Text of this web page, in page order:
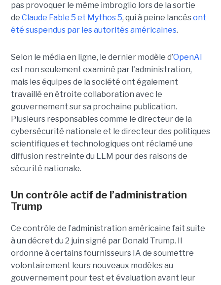
pas provoquer le même imbroglio lors de la sortie
de Claude Fable 5 et Mythos 5, qui à peine lancésont
été suspendus par les autorités américaines.
Selon le média en ligne, le dernier modèle d’OpenAI
est non seulement examiné par l'administration,
mais les équipes de la société ont également
travaillé en étroite collaboration avec le
gouvernement sur sa prochaine publication.
Plusieurs responsables comme le directeur de la
cybersécurité nationale et le directeur des politiques
scientifiques et technologiques ont réclamé une
diffusion restreinte du LLM pour des raisons de
sécurité nationale.
Un contrôle actif de l’administration
Trump
Ce contrôle de l’administration américaine fait suite
à un décret du 2 juin signé par Donald Trump. Il
ordonne à certains fournisseurs IA de soumettre
volontairement leurs nouveaux modèles au
gouvernement pour test et évaluation avant leur